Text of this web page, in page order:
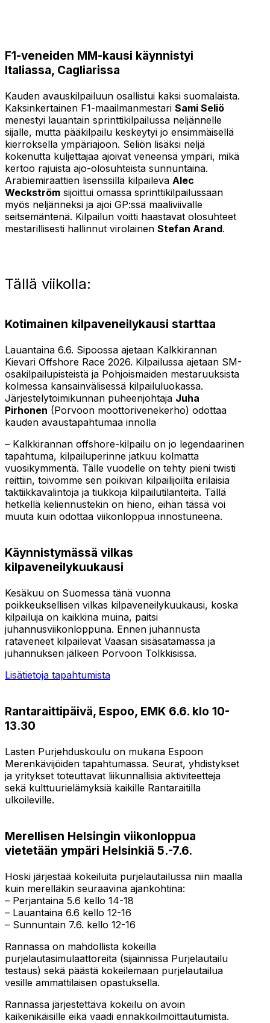
F1-veneiden MM-kausi käynnistyi
Italiassa, Cagliarissa
Kauden avauskilpailuun osallistui kaksi suomalaista.
Kaksinkertainen F1-maailmanmestari Sami Seliö
menestyi lauantain sprinttikilpailussa neljännelle
sijalle, mutta pääkilpailu keskeytyi jo ensimmäisellä
kierroksella ympäriajoon. Seliön lisäksi neljä
kokenutta kuljettajaa ajoivat veneensä ympäri, mikä
kertoo rajuista ajo-olosuhteista sunnuntaina.
Arabiemiraattien lisenssillä kilpaileva Alec
Weckström sijoittui omassa sprinttikilpailussaan
myös neljänneksi ja ajoi GP:ssä maaliviivalle
seitsemäntenä. Kilpailun voitti haastavat olosuhteet
mestarillisesti hallinnut virolainen Stefan Arand.
Tällä viikolla:
Kotimainen kilpaveneilykausi starttaa
Lauantaina 6.6. Sipoossa ajetaan Kalkkirannan
Kievari Offshore Race 2026. Kilpailussa ajetaan SM-
osakilpailupisteistä ja Pohjoismaiden mestaruuksista
kolmessa kansainvälisessä kilpailuluokassa.
Järjestelytoimikunnan puheenjohtaja Juha
Pirhonen (Porvoon moottorivenekerho) odottaa
kauden avaustapahtumaa innolla
– Kalkkirannan offshore-kilpailu on jo legendaarinen
tapahtuma, kilpailuperinne jatkuu kolmatta
vuosikymmentä. Tälle vuodelle on tehty pieni twisti
reittiin, toivomme sen poikivan kilpailijoilta erilaisia
taktiikkavalintoja ja tiukkoja kilpailutilanteita. Tällä
hetkellä keliennustekin on hieno, eihän tässä voi
muuta kuin odottaa viikonloppua innostuneena.
Käynnistymässä vilkas
kilpaveneilykuukausi
Kesäkuu on Suomessa tänä vuonna
poikkeuksellisen vilkas kilpaveneilykuukausi, koska
kilpailuja on kaikkina muina, paitsi
juhannusviikonloppuna. Ennen juhannusta
rataveneet kilpailevat Vaasan sisäsatamassa ja
juhannuksen jälkeen Porvoon Tolkkisissa.
Lisätietoja tapahtumista
Rantaraittipäivä, Espoo, EMK 6.6. klo 10-
13.30
Lasten Purjehduskoulu on mukana Espoon
Merenkävijöiden tapahtumassa. Seurat, yhdistykset
ja yritykset toteuttavat liikunnallisia aktiviteetteja
sekä kulttuurielämyksiä kaikille Rantaraitilla
ulkoileville.
Merellisen Helsingin viikonloppua
vietetään ympäri Helsinkiä 5.-7.6.
Hoski järjestää kokeiluita purjelautailussa niin maalla
kuin merelläkin seuraavina ajankohtina:
– Perjantaina 5.6 kello 14-18
– Lauantaina 6.6 kello 12-16
– Sunnuntain 7.6. kello 12-16
Rannassa on mahdollista kokeilla
purjelautasimulaattoreita (sijainnissa Purjelautailu
testaus) sekä päästä kokeilemaan purjelautailua
vesille ammattilaisen opastuksella.
Rannassa järjestettävä kokeilu on avoin
kaikenikäisille eikä vaadi ennakkoilmoittautumista.